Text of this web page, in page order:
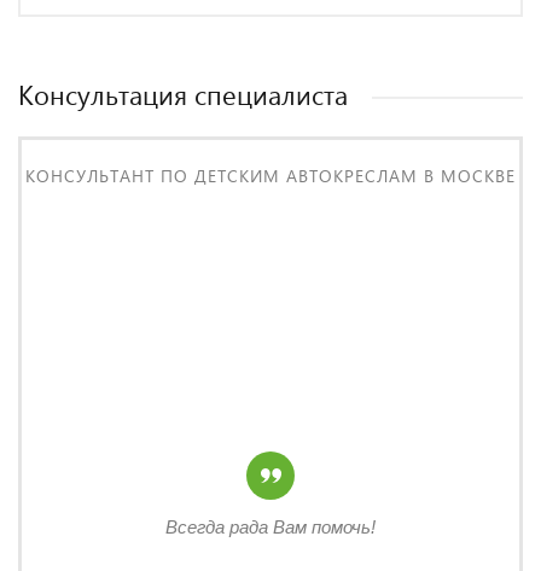
Консультация специалиста
КОНСУЛЬТАНТ ПО ДЕТСКИМ АВТОКРЕСЛАМ В МОСКВЕ
Всегда рада Вам помочь!